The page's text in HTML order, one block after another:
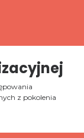
z pokolenia